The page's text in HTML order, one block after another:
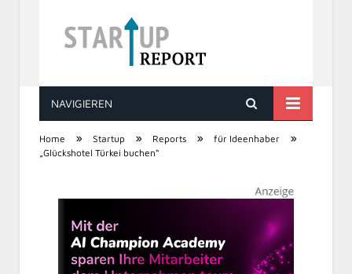
STARTUP REPORT
NAVIGIEREN
Home » Startup » Reports » für Ideenhaber »
„Glückshotel Türkei buchen“